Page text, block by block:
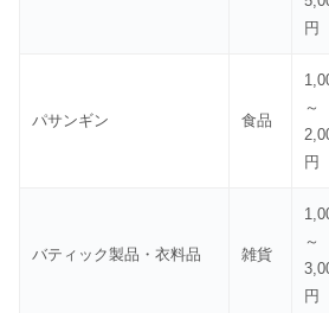
円
パサンギン 食品
～
円
バティック製品・衣料品 雑貨
～
円